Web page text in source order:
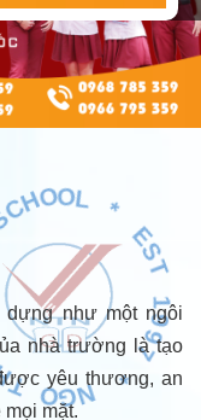
H
IEM SC H
O
O
L
*
E
S
T
1
9
9
7
*
như một ngôi
nhà trường là tạo
yêu thương, an
mọi mặt.